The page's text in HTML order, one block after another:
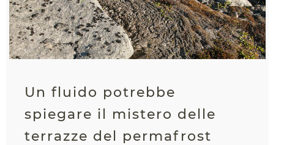
Un fluido potrebbe
spiegare il mistero delle
terrazze del permafrost